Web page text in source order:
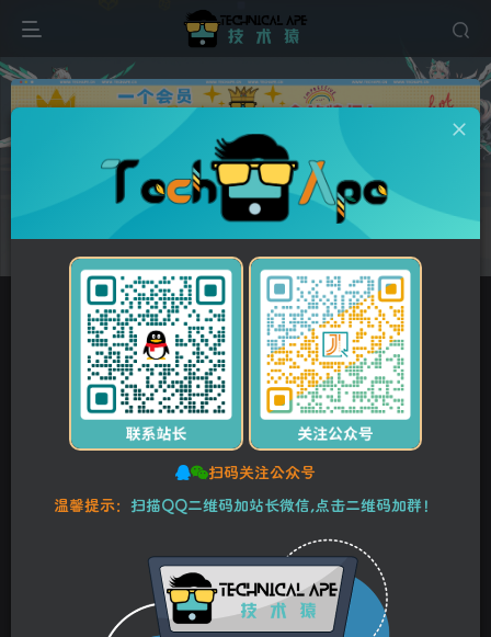
广告
维修资料 佳能/Canon 正文
佳能 LBP843Cx LBP841Cdn 843 841 彩色激光打印机中文维修手册
此内容为付费资源，请付费后查看
Y币5 Y币10
【VIP】普通会员 Y币3 【SVIP】至尊会员
立即购买
您当前未登录！建议登录后购买，可保存购买订单。
本站资源均为作者特供和网友推荐收集整理而来，仅供学习和研究使
用，请在下载后24小时内删除，谢谢合作！
佳能 LBP843Cx LBP841Cdn 843 841 彩色激
光打印机中文维修手册
扫码关注公众号
温馨提示： 扫描QQ二维码加站长微信,点击二维码加群！